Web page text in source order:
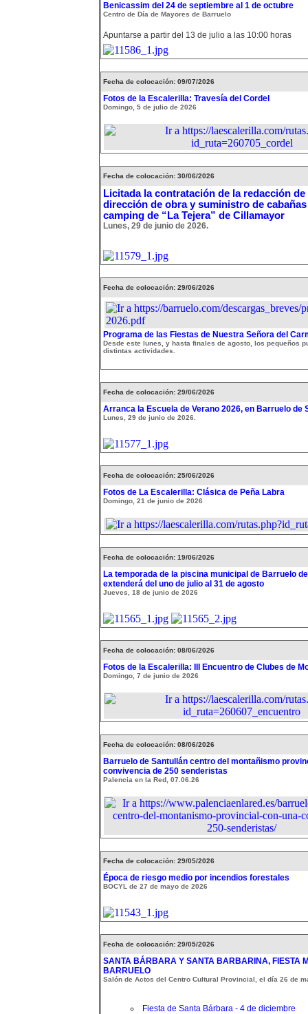
Benicassim del 24 de septiembre al 1 de octubre
Centro de Día de Mayores de Barruelo
Apuntarse a partir del 13 de julio a las 10:00 horas
Fecha de colocación: 09/07/2026
Fotos de la Escalerilla: Travesía del Cordel
Domingo, 5 de julio de 2026
Fecha de colocación: 30/06/2026
Licitada la contratación de la redacción
dirección de obra y suministro de
camping de “La Tejera” de Cillamayor
Lunes, 29 de junio de 2026.
Fecha de colocación: 29/06/2026
Programa de las Fiestas de Nuestra Señora del
Desde este lunes, y hasta finales de agosto, los pequeños
distintas actividades.
Fecha de colocación: 29/06/2026
Arranca la Escuela de Verano 2026, en Barruelo de
Lunes, 29 de junio de 2026.
Fecha de colocación: 25/06/2026
Fotos de La Escalerilla: Clásica de Peña Labra
Domingo, 21 de junio de 2026
Fecha de colocación: 19/06/2026
La temporada de la piscina municipal de Barruelo
extenderá del uno de julio al 31 de agosto
Jueves, 18 de junio de 2026
Fecha de colocación: 08/06/2026
Fotos de la Escalerilla: III Encuentro de Clubes de
Domingo, 7 de junio de 2026
Fecha de colocación: 08/06/2026
Barruelo de Santullán centro del montañismo
convivencia de 250 senderistas
Palencia en la Red, 07.06.26
Fecha de colocación: 29/05/2026
Época de riesgo medio por incendios forestales
BOCYL de 27 de mayo de 2026
Fecha de colocación: 29/05/2026
SANTA BÁRBARA Y SANTA BARBARINA, FIESTA
BARRUELO
Salón de Actos del Centro Cultural Provincial, el día 26 de
Fiesta de Santa Bárbara - 4 de diciembre